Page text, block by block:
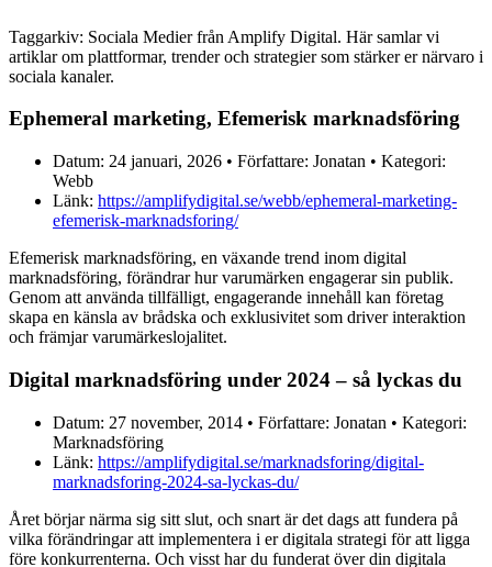
Taggarkiv: Sociala Medier från Amplify Digital. Här samlar vi
artiklar om plattformar, trender och strategier som stärker er närvaro i
sociala kanaler.
Ephemeral marketing, Efemerisk marknadsföring
Datum: 24 januari, 2026 • Författare: Jonatan • Kategori:
Webb
Länk: https://amplifydigital.se/webb/ephemeral-marketing-
efemerisk-marknadsforing/
Efemerisk marknadsföring, en växande trend inom digital
marknadsföring, förändrar hur varumärken engagerar sin publik.
Genom att använda tillfälligt, engagerande innehåll kan företag
skapa en känsla av brådska och exklusivitet som driver interaktion
och främjar varumärkeslojalitet.
Digital marknadsföring under 2024 – så lyckas du
Datum: 27 november, 2014 • Författare: Jonatan • Kategori:
Marknadsföring
Länk: https://amplifydigital.se/marknadsforing/digital-
marknadsforing-2024-sa-lyckas-du/
Året börjar närma sig sitt slut, och snart är det dags att fundera på
vilka förändringar att implementera i er digitala strategi för att ligga
före konkurrenterna. Och visst har du funderat över din digitala